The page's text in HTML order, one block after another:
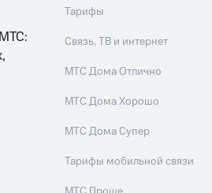
Тарифы
Связь, ТВ и интернет
МТС Дома Отлично
МТС Дома Хорошо
МТС Дома Супер
Тарифы мобильной связи